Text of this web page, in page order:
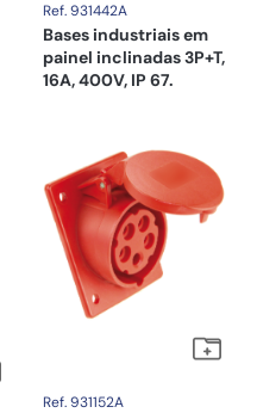
Ref. 931442A
Bases industriais em
painel inclinadas 3P+T,
16A, 400V, IP 67.
Ref. 931152A